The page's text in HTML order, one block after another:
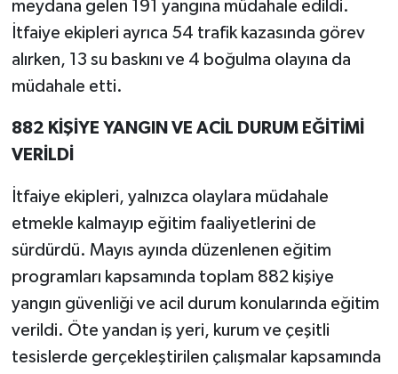
meydana gelen 191 yangına müdahale edildi.
İtfaiye ekipleri ayrıca 54 trafik kazasında görev
alırken, 13 su baskını ve 4 boğulma olayına da
müdahale etti.
882 KİŞİYE YANGIN VE ACİL DURUM EĞİTİMİ
VERİLDİ
İtfaiye ekipleri, yalnızca olaylara müdahale
etmekle kalmayıp eğitim faaliyetlerini de
sürdürdü. Mayıs ayında düzenlenen eğitim
programları kapsamında toplam 882 kişiye
yangın güvenliği ve acil durum konularında eğitim
verildi. Öte yandan iş yeri, kurum ve çeşitli
tesislerde gerçekleştirilen çalışmalar kapsamında